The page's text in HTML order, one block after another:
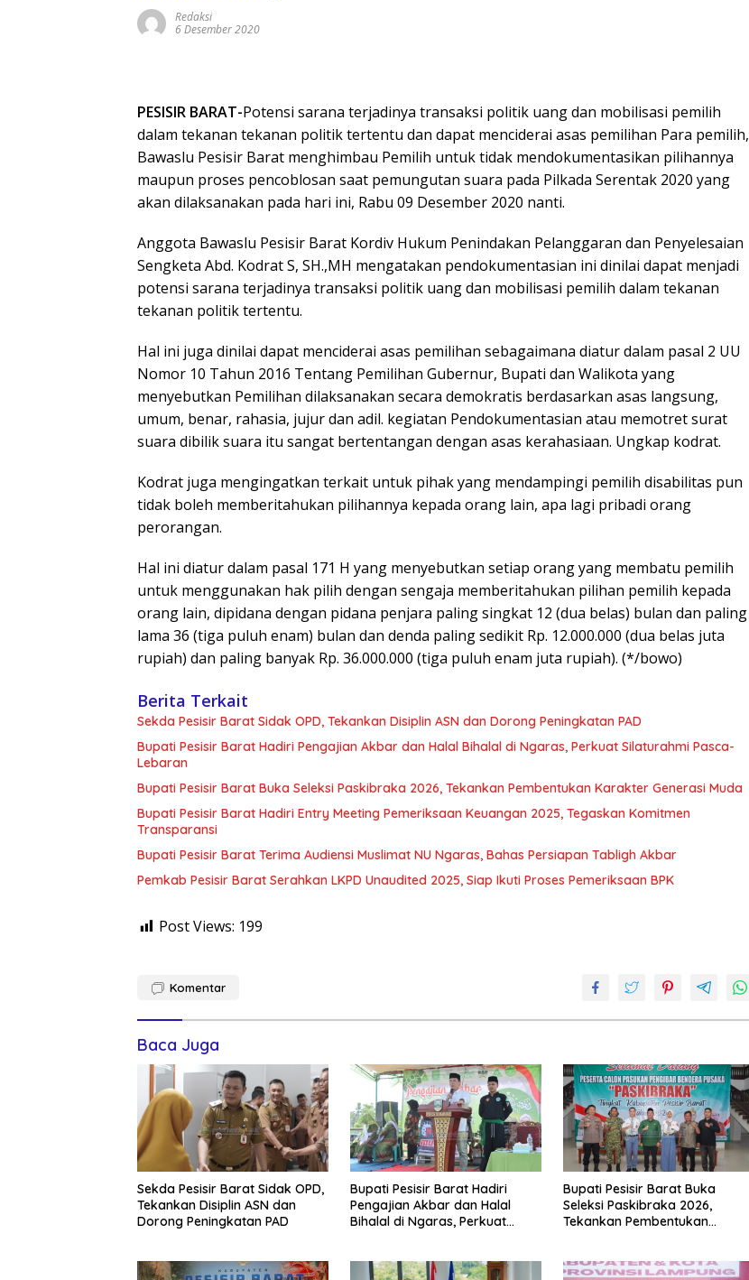
Redaksi
6 Desember 2020
PESISIR BARAT-Potensi sarana terjadinya transaksi politik uang dan mobilisasi pemilih
dalam tekanan tekanan politik tertentu dan dapat menciderai asas pemilihan Para pemilih,
Bawaslu Pesisir Barat menghimbau Pemilih untuk tidak mendokumentasikan pilihannya
maupun proses pencoblosan saat pemungutan suara pada Pilkada Serentak 2020 yang
akan dilaksanakan pada hari ini, Rabu 09 Desember 2020 nanti.
Anggota Bawaslu Pesisir Barat Kordiv Hukum Penindakan Pelanggaran dan Penyelesaian
Sengketa Abd. Kodrat S, SH.,MH mengatakan pendokumentasian ini dinilai dapat menjadi
potensi sarana terjadinya transaksi politik uang dan mobilisasi pemilih dalam tekanan
tekanan politik tertentu.
Hal ini juga dinilai dapat menciderai asas pemilihan sebagaimana diatur dalam pasal 2 UU
Nomor 10 Tahun 2016 Tentang Pemilihan Gubernur, Bupati dan Walikota yang
menyebutkan Pemilihan dilaksanakan secara demokratis berdasarkan asas langsung,
umum, benar, rahasia, jujur dan adil. kegiatan Pendokumentasian atau memotret surat
suara dibilik suara itu sangat bertentangan dengan asas kerahasiaan. Ungkap kodrat.
Kodrat juga mengingatkan terkait untuk pihak yang mendampingi pemilih disabilitas pun
tidak boleh memberitahukan pilihannya kepada orang lain, apa lagi pribadi orang
perorangan.
Hal ini diatur dalam pasal 171 H yang menyebutkan setiap orang yang membatu pemilih
untuk menggunakan hak pilih dengan sengaja memberitahukan pilihan pemilih kepada
orang lain, dipidana dengan pidana penjara paling singkat 12 (dua belas) bulan dan paling
lama 36 (tiga puluh enam) bulan dan denda paling sedikit Rp. 12.000.000 (dua belas juta
rupiah) dan paling banyak Rp. 36.000.000 (tiga puluh enam juta rupiah). (*/bowo)
Berita Terkait
Sekda Pesisir Barat Sidak OPD, Tekankan Disiplin ASN dan Dorong Peningkatan PAD
Bupati Pesisir Barat Hadiri Pengajian Akbar dan Halal Bihalal di Ngaras, Perkuat Silaturahmi Pasca-
Lebaran
Bupati Pesisir Barat Buka Seleksi Paskibraka 2026, Tekankan Pembentukan Karakter Generasi Muda
Bupati Pesisir Barat Hadiri Entry Meeting Pemeriksaan Keuangan 2025, Tegaskan Komitmen
Transparansi
Bupati Pesisir Barat Terima Audiensi Muslimat NU Ngaras, Bahas Persiapan Tabligh Akbar
Pemkab Pesisir Barat Serahkan LKPD Unaudited 2025, Siap Ikuti Proses Pemeriksaan BPK
Post Views: 199
Komentar
Baca Juga
Sekda Pesisir Barat Sidak OPD,
Tekankan Disiplin ASN dan
Dorong Peningkatan PAD
Bupati Pesisir Barat Hadiri
Pengajian Akbar dan Halal
Bihalal di Ngaras, Perkuat
Bupati Pesisir Barat Buka
Seleksi Paskibraka 2026,
Tekankan Pembentukan